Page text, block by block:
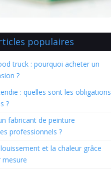
populaires
truck : pourquoi acheter un
?
: quelles sont les obligations
?
fabricant de peinture
professionnels ?
et la chaleur grâce
mesure